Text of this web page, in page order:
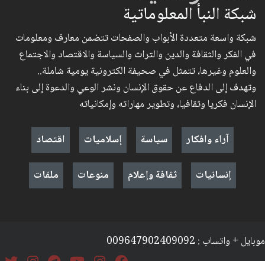
شبكة النبأ المعلوماتية
شبكة واسعة متعددة الأبواب والصفحات تتضمن معارف ومعلومات
في الفكر والثقافة والدين والتراث والسياسة والاقتصاد والاجتماع
والعلوم وغيرها، تتمثل في صحيفة الكترونية يومية شاملة..
وتهدف إلى الدفاع عن حقوق الإنسان ونشر الوعي والدعوة إلى بناء
الإنسان فكريا وثقافيا، وتطوير مهاراته وإمكانياته
آراء وافكار
سياسة إسلاميات
اقتصاد
إنسانيات
ثقافة وإعلام منوعات ملفات
موبايل + واتساب : 009647902409092